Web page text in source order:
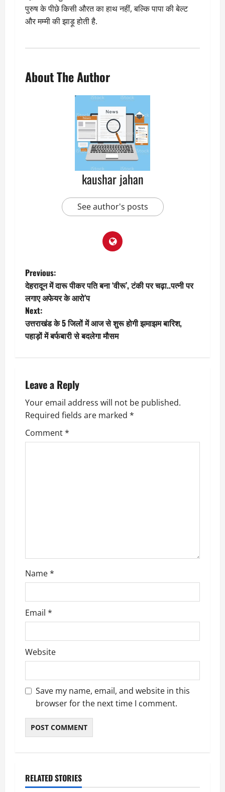
पुरुष के पीछे किसी औरत का हाथ नहीं, बल्कि पापा की बेल्ट
और मम्मी की झाड़ू होती है.
About The Author
kaushar jahan
See author's posts
P
o
s
t
a
v
i
g
Previous:
देहरादून में दारू पीकर पति बना ‘वीरू’, टंकी पर चढ़ा..पत्नी पर
लगाए अफेयर के आरो’प
Next:
उत्तराखंड के 5 जिलों में आज से शुरू होगी झमाझम बारिश,
पहाड़ों में बर्फबारी से बदलेगा मौसम
Leave a Reply
Your email address will not be published.
Required fields are marked *
Comment*
Name*
Email *
Website
Save my name, email, and website in this
browser for the next time I comment.
RELATED STORIES